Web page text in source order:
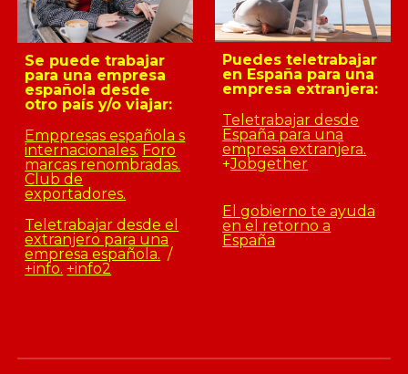
Se puede trabajar
para una empresa
española desde
otro país y/o viajar:
Emppresas española s
internacionales. Foro
marcas renombradas.
Club de
exportadores.
Teletrabajar desde el
extranjero para una
empresa española. /
+info. +info2
Puedes teletrabajar
en España para una
empresa extranjera:
Teletrabajar desde
España para una
empresa extranjera.
+Jobgether
El gobierno te ayuda
en el retorno a
España